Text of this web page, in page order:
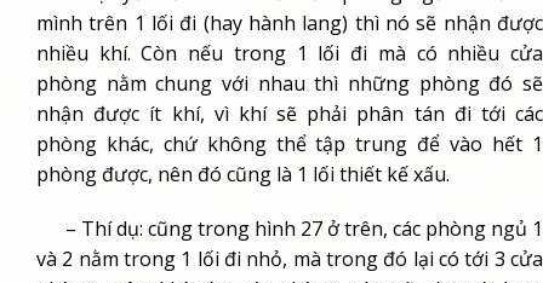
mình trên 1 lối đi (hay hành lang) thì nó sẽ nhận được
nhiều khí. Còn nếu trong 1 lối đi mà có nhiều cửa
phòng nằm chung với nhau thì những phòng đó sẽ
nhận được ít khí, vì khí sẽ phải phân tán đi tới các
phòng khác, chứ không thể tập trung để vào hết 1
phòng được, nên đó cũng là 1 lối thiết kế xấu.
– Thí dụ: cũng trong hình 27 ở trên, các phòng ngủ 1
và 2 nằm trong 1 lối đi nhỏ, mà trong đó lại có tới 3 cửa